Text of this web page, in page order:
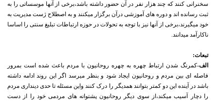
سخنرانی کنند که چند هزار نفر در آن حضور داشته باشد،برخی از آنها موسساتی را به
ثبت رسانده اند و دوره های آموزشی درآن برگزار میکنند و به اصطلاح ژست مدیریت به
خود میگیرند،برخی از آنها نیز با توجه به تحولات در حوزه ارتباطات تبلیغ سنتی را اساسا
ناکارآمد میدانند.
تبعات:
الف-کمرنگ شدن ارتباط چهره به چهره روحانیون با مردم باعث شده است بمرور
فاصله ای بین مردم و روحانیون ایجاد شود و بنظر میرسد اگر این روند ادامه داشته
باشد در آینده این دو کمتر بتوانند همدیگر را درک کنند واین مسئله تا حدی دینداری مردم
را دچار آسیب میکند،از سوی دیگر روحانیون پشتوانه های مردمی خود را از دست